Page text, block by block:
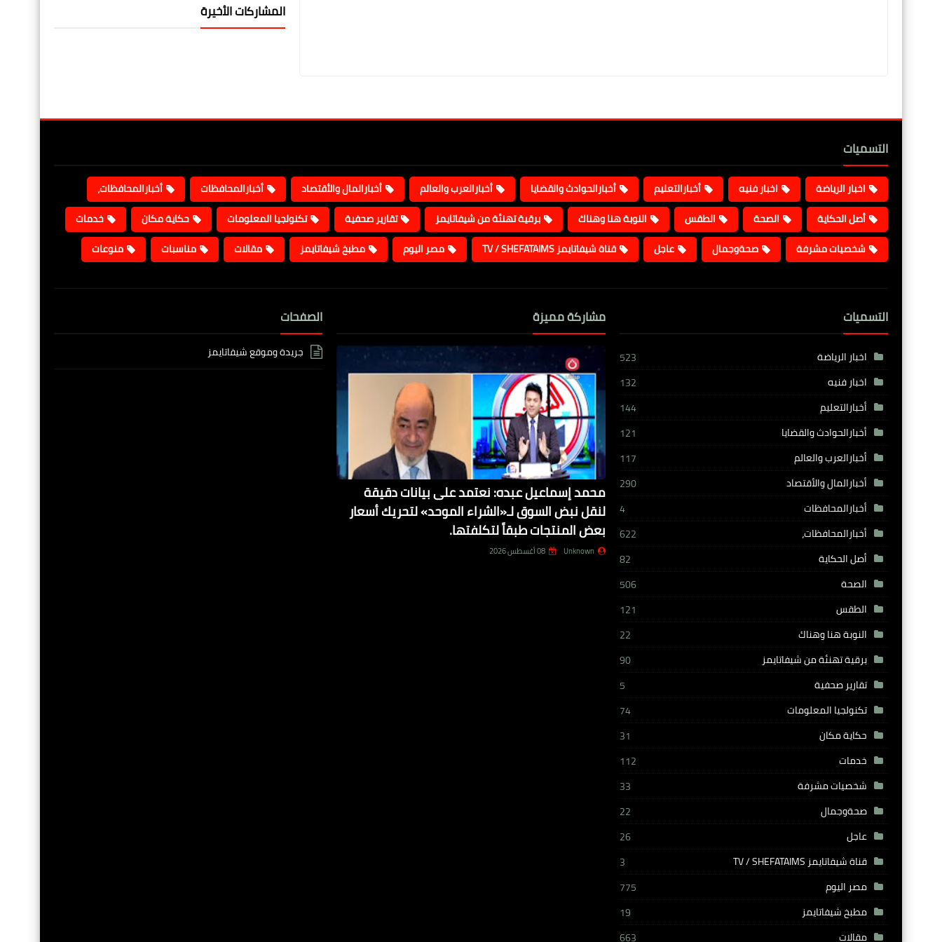
المشاركات الأخيرة
التسميات
اخبار الرياضة اخبار فنيه أخبارالتعليم أخبارالحوادث والقضايا أخبارالعرب والعالم أخبارالمال والأقتصاد أخبارالمحافظات
أخبارالمحافظات،
أصل الحكاية
الصحة الطقس النوبة هنا وهناك برقية تهنئة من شيفاتايمز تقارير صحفية تكنولجيا المعلومات حكاية مكان
خدمات
شخصيات مشرفة
صحةوجمال عاجل قناة شيفاتايمز TV / SHEFATAIMS مصر اليوم مطبخ شيفاتايمز مقالات مناسبات منوعات
التسميات
اخبار الرياضة
523
اخبار فنيه
132
أخبارالتعليم
144
أخبارالحوادث والقضايا
121
أخبارالعرب والعالم
117
أخبارالمال والأقتصاد
290
أخبارالمحافظات
4
أخبارالمحافظات،
622
أصل الحكاية
82
الصحة
506
الطقس
121
النوبة هنا وهناك
22
برقية تهنئة من شيفاتايمز
90
تقارير صحفية
5
تكنولجيا المعلومات
74
حكاية مكان
31
خدمات
112
شخصيات مشرفة
33
صحةوجمال
22
عاجل
26
قناة شيفاتايمز TV / SHEFATAIMS
3
مصر اليوم
775
مطبخ شيفاتايمز
19
مقالات
663
مشاركة مميزة
محمد إسماعيل عبده: نعتمد على بيانات دقيقة
لنقل نبض السوق لـ«الشراء الموحد» لتحريك أسعار
بعض المنتجات طبقاً لتكلفتها.
Unknown 08 أغسطس 2026
الصفحات
جريدة وموقع شيفاتايمز